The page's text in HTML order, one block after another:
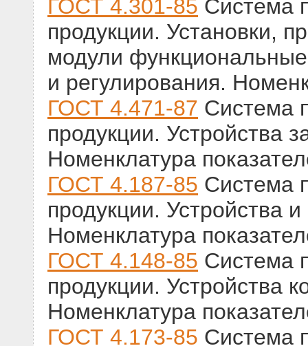
ГОСТ 4.301-85 Система
продукции. Установки,
модули функциональные
и регулирования.
ГОСТ 4.471-87 Система
продукции. Устройства
Номенклатура
ГОСТ 4.187-85 Система
продукции. Устройства
Номенклатура
ГОСТ 4.148-85 Система
продукции. Устройства
Номенклатура
ГОСТ 4.173-85 Система